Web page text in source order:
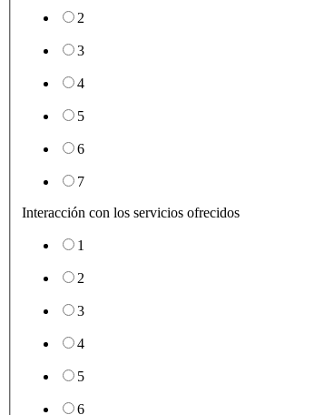
2
3
4
5
6
7
Interacción con los servicios ofrecidos
1
2
3
4
5
6